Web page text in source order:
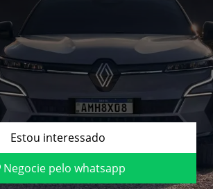
Estou interessado
Negocie pelo whatsapp